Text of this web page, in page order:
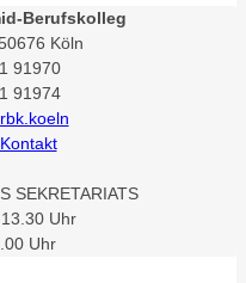
Berufskolleg
Köln
91970
91974
Kontakt
SEKRETARIATS
Uhr
Uhr